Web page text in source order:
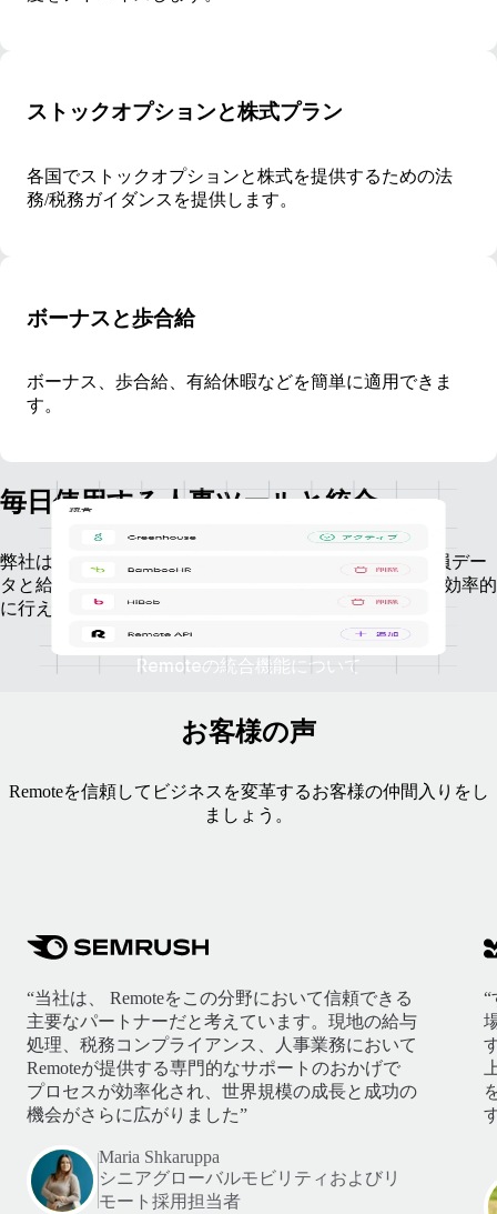
ストックオプションと株式プラン
各国でストックオプションと株式を提供するための法
務/税務ガイダンスを提供します。
ボーナスと歩合給
ボーナス、歩合給、有給休暇などを簡単に適用できま
す。
毎日使用する人事ツールと統合
弊社は最も人気のあるHRプロバイダーと提携し、従業員デー
タと給与データを連携させることで、より多くの業務を効率的
に行えるようにしています。
Remoteの統合機能について
お客様の声
Remoteを信頼してビジネスを変革するお客様の仲間入りをし
ましょう。
“当社は、 Remoteをこの分野において信頼できる
主要なパートナーだと考えています。現地の給与
処理、税務コンプライアンス、人事業務において
Remoteが提供する専門的なサポートのおかげで
プロセスが効率化され、世界規模の成長と成功の
機会がさらに広がりました”
Maria Shkaruppa
シニアグローバルモビリティおよびリ
モート採用担当者
“